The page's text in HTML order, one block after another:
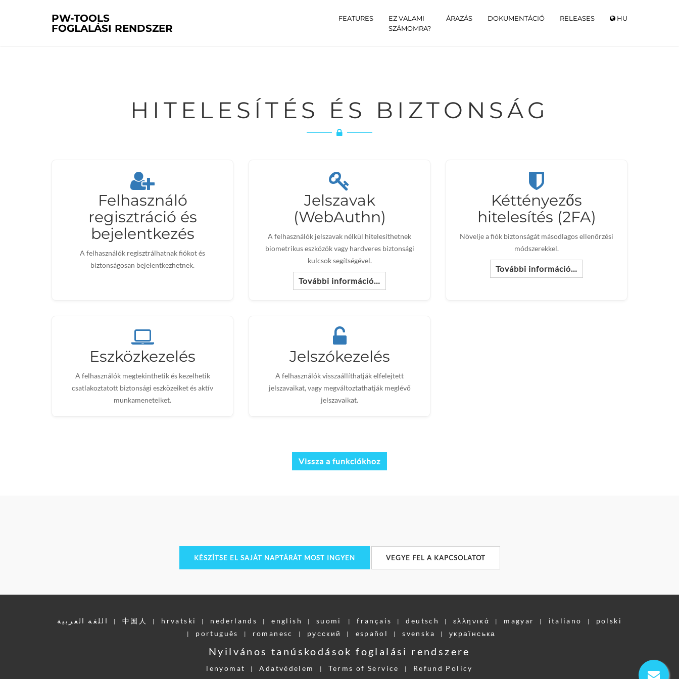
PW-TOOLS
FOGLALÁSI RENDSZER
FEATURES
EZ VALAMI
SZÁMOMRA?
ÁRAZÁS DOKUMENTÁCIÓ RELEASES HU
HITELESÍTÉS ÉS BIZTONSÁG
Felhasználó
regisztráció és
bejelentkezés
A felhasználók regisztrálhatnak fiókot és
biztonságosan bejelentkezhetnek.
Jelszavak
(WebAuthn)
A felhasználók jelszavak nélkül hitelesíthetnek
biometrikus eszközök vagy hardveres biztonsági
kulcsok segítségével.
További információ…
Kéttényezős
hitelesítés (2FA)
Növelje a fiók biztonságát másodlagos ellenőrzési
módszerekkel.
További információ…
Eszközkezelés
A felhasználók megtekinthetik és kezelhetik
csatlakoztatott biztonsági eszközeiket és aktív
munkameneteiket.
Jelszókezelés
A felhasználók visszaállíthatják elfelejtett
jelszavaikat, vagy megváltoztathatják meglévő
jelszavaikat.
Vissza a funkciókhoz
KÉSZÍTSE EL SAJÁT NAPTÁRÁT MOST INGYEN VEGYE FEL A KAPCSOLATOT
اللغة العربية | 中国人 | hrvatski | nederlands | english | suomi | français | deutsch | ελληνικά | magyar | italiano | polski
| português | romanesc | pусский | español | svenska | українська
Nyilvános tanúskodások foglalási rendszere
lenyomat | Adatvédelem | Terms of Service | Refund Policy